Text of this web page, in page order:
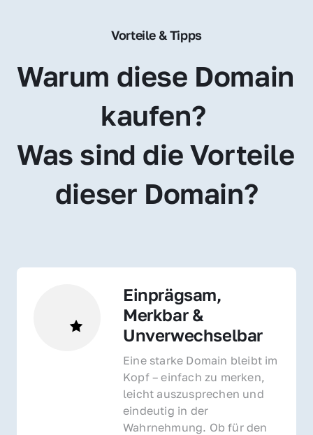
Vorteile & Tipps
Warum diese Domain
kaufen?
Was sind die Vorteile
dieser Domain?
Einprägsam,
Merkbar &
Unverwechselbar
Eine starke Domain bleibt im
Kopf – einfach zu merken,
leicht auszusprechen und
eindeutig in der
Wahrnehmung. Ob für den